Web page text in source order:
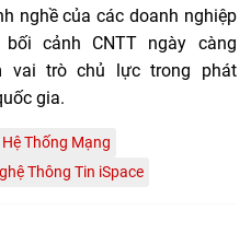
nghề của các doanh nghiệp
bối cảnh CNTT ngày càng
vai trò chủ lực trong phát
gia.
Thống Mạng
Thông Tin iSpace